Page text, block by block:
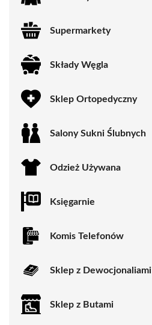
Supermarkety
Składy Węgla
Sklep Ortopedyczny
Salony Sukni Ślubnych
Odzież Używana
Księgarnie
Komis Telefonów
Sklep z Dewocjonaliami
Sklep z Butami